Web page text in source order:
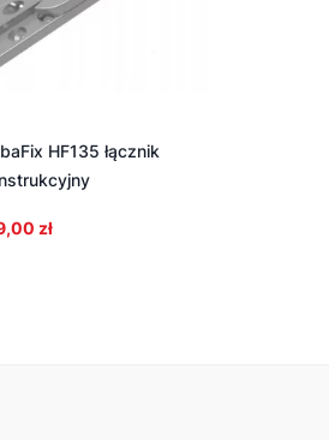
HF135 łącznik
zł